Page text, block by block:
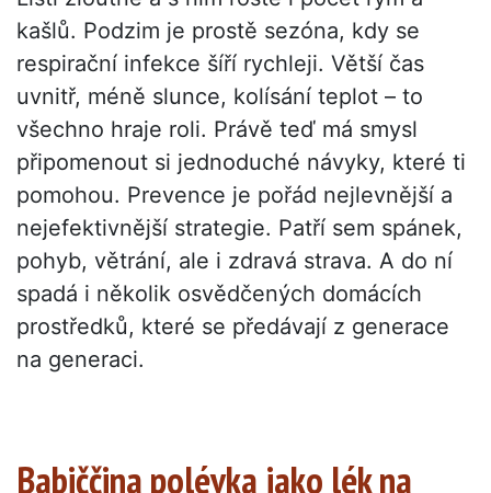
kašlů. Podzim je prostě sezóna, kdy se
respirační infekce šíří rychleji. Větší čas
uvnitř, méně slunce, kolísání teplot – to
všechno hraje roli. Právě teď má smysl
připomenout si jednoduché návyky, které ti
pomohou. Prevence je pořád nejlevnější a
nejefektivnější strategie. Patří sem spánek,
pohyb, větrání, ale i zdravá strava. A do ní
spadá i několik osvědčených domácích
prostředků, které se předávají z generace
na generaci.
Babiččina polévka jako lék na